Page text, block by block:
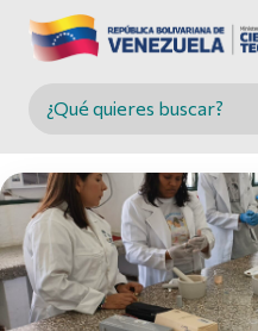
Buscar en MINCYT